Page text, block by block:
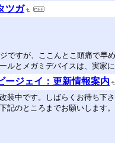
ツガ
ですが、ここんとこ頭痛で早
ルとメガミデバイスは、実家
ージェイ：更新情報案内
装中です。しばらくお待ち下さ
記のところまでお願いします。